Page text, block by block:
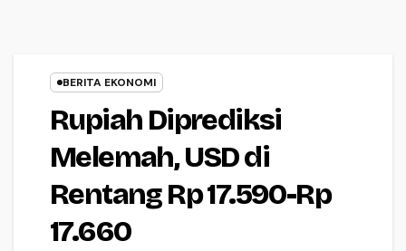
BERITA EKONOMI
Rupiah Diprediksi
Melemah, USD di
Rentang Rp 17.590-Rp
17.660